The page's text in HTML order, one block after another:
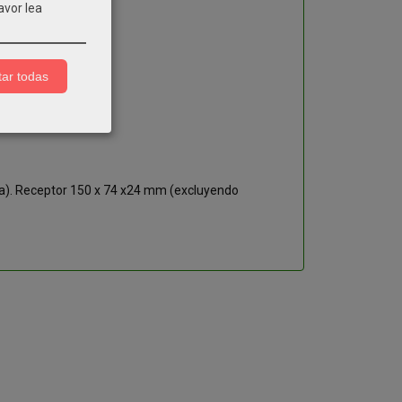
Receptor 150 x 74 x24 mm (excluyendo
lea
todas